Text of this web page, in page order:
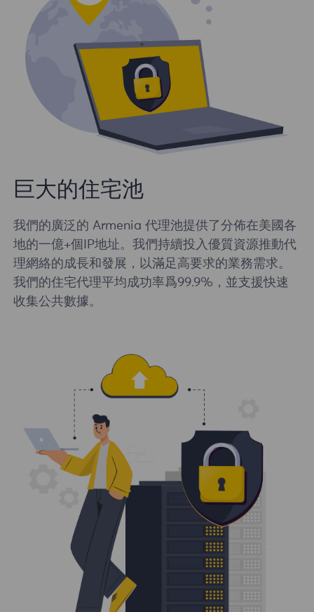
巨大的住宅池
我們的廣泛的 Armenia 代理池提供了分佈在美國各
地的一億+個IP地址。我們持續投入優質資源推動代
理網絡的成長和發展，以滿足高要求的業務需求。
我們的住宅代理平均成功率爲99.9%，並支援快速
收集公共數據。